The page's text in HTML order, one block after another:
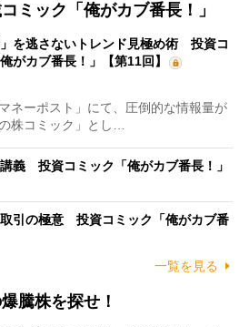
ミック「俺がカブ番長！」
」を逃さないトレンド見極め術 投資コ
がカブ番長！」【第11回】
ネーポスト」にて、圧倒的な情報量が
株コミック」とし…
義 投資コミック「俺がカブ番長！」
引の極意 投資コミック「俺がカブ番
一覧を見る
騰株を探せ！